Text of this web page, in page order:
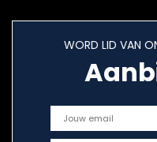
WORD LID VAN